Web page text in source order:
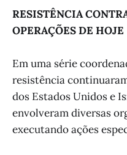
RESISTÊNCIA
OPERAÇÕES DE HOJE
Em uma série
resistência
dos Estados Unidos e
envolveram diversas
executando ações